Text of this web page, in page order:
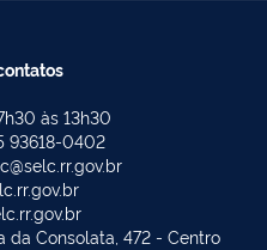
às 13h30
93618-0402
da Consolata, 472 - Centro